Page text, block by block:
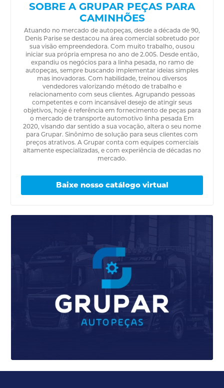
SOBRE A GRUPAR PEÇAS PARA
CAMINHÕES
Atuando no mercado de autopeças, desde a década de 90,
Denis Parise se destacou na área comercial sobretudo por
sua visão empreendedora. Com muito trabalho, ousou
iniciar sua própria empresa no ano de 2.005. Desde então,
expandiu os negócios para a linha pesada, no ramo de
autopeças, sempre buscando implementar ideias simples
mas inovadoras. Com habilidade, treinou diversos
vendedores valorizando método de trabalho e
relacionamento com seus clientes. Agrupando pessoas
competentes e com incansável desejo de atingir seus
objetivos, hoje é referência em fornecimento de peças para
o mercado de transporte automotivo linha pesada Em
2020, visando dar sentido a sua vocação, altera o seu nome
para Grupar. Sinônimo de solução para seus clientes com
preços atrativos. A Grupar conta com equipes comerciais
altamente especializadas, e com experiência de décadas no
mercado.
Baixe nosso catálogo virtual